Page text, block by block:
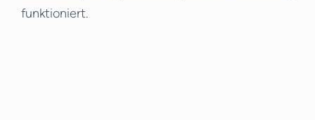
funktioniert.